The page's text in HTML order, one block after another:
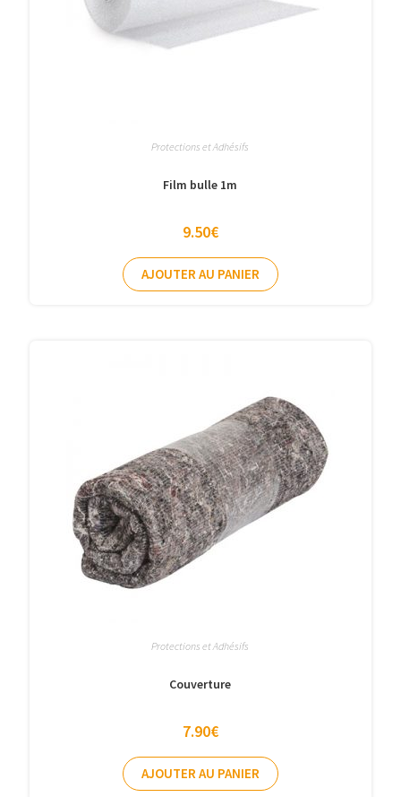
Protections et Adhésifs
Film bulle 1m
9.50€
AJOUTER AU PANIER
Protections et Adhésifs
Couverture
7.90€
AJOUTER AU PANIER